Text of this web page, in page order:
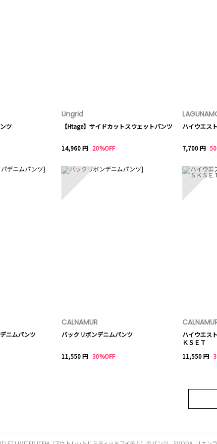
ツ
Ungrid
【Htage】サイドカットスウェットパンツ
14,960 円 20%OFF
ハイウエス
7,700 円
ニムパンツ
CALNAMUR
バックリボンデニムパンツ
11,550 円 30%OFF
ハイウエス
ＫＳＥＴ
11,550 円